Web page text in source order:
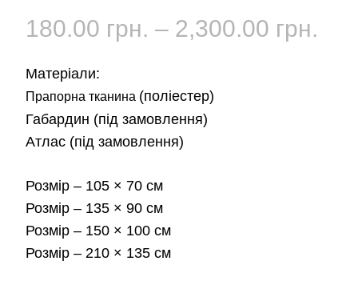
180.00 грн. – 2,300.00 грн.
Матеріали:
Прапорна тканина (поліестер)
Габардин (під замовлення)
Атлас (під замовлення)
Розмір – 105 × 70 см
Розмір – 135 × 90 см
Розмір – 150 × 100 см
Розмір – 210 × 135 см